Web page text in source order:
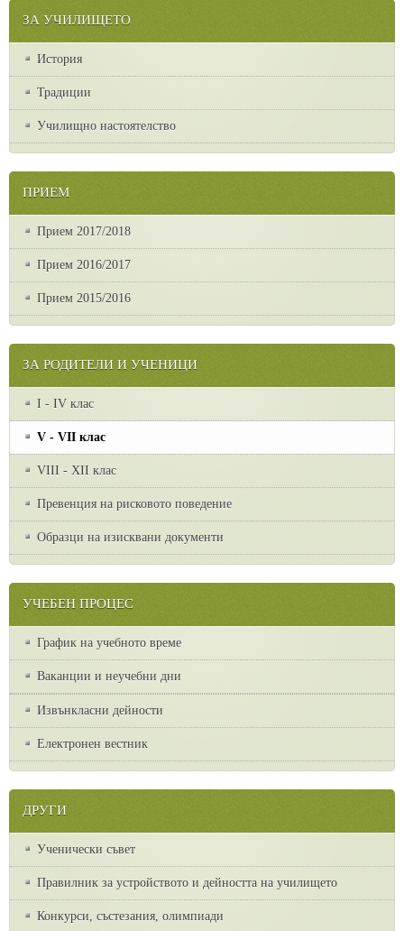
ЗА УЧИЛИЩЕТО
История
Традиции
Училищно настоятелство
ПРИЕМ
Прием 2017/2018
Прием 2016/2017
Прием 2015/2016
ЗА РОДИТЕЛИ И УЧЕНИЦИ
I - IV клас
V - VII клас
VІІІ - ХІІ клас
Превенция на рисковото поведение
Образци на изисквани документи
УЧЕБЕН ПРОЦЕС
График на учебното време
Ваканции и неучебни дни
Извънкласни дейности
Електронен вестник
ДРУГИ
Ученически съвет
Правилник за устройството и дейността на училището
Конкурси, състезания, олимпиади